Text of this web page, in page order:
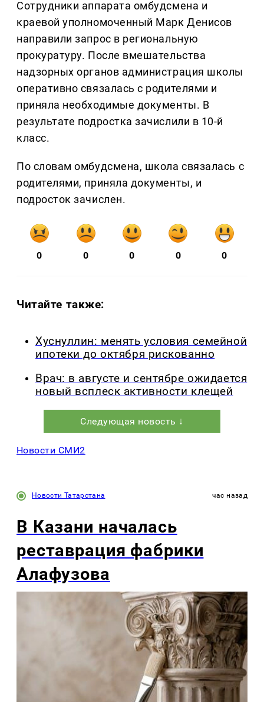
Сотрудники аппарата омбудсмена и
краевой уполномоченный Марк Денисов
направили запрос в региональную
прокуратуру. После вмешательства
надзорных органов администрация школы
оперативно связалась с родителями и
приняла необходимые документы. В
результате подростка зачислили в 10-й
класс.
По словам омбудсмена, школа связалась с
родителями, приняла документы, и
подросток зачислен.
0 0 0 0 0
Читайте также:
Хуснуллин: менять условия семейной
ипотеки до октября рискованно
Врач: в августе и сентябре ожидается
новый всплеск активности клещей
Следующая новость ↓
Новости СМИ2
Новости Татарстана час назад
В Казани началась
реставрация фабрики
Алафузова